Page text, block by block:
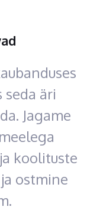
äri
Jagame
koolituste
ostmine